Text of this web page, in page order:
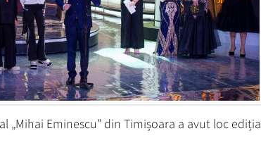
„Mihai Eminescu” din Timișoara a avut loc ediția